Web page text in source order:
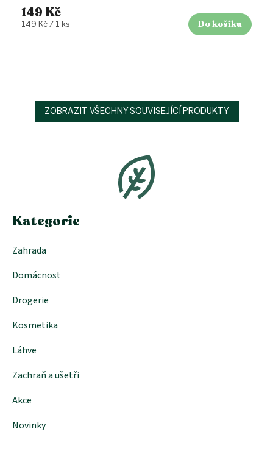
149 Kč
Měrná
149 Kč / 1 ks Do košíku
ZOBRAZIT VŠECHNY SOUVISEJÍCÍ PRODUKTY
a
Kategorie
Zahrada
Domácnost
Drogerie
Kosmetika
Láhve
Zachraň a ušetři
Akce
Novinky